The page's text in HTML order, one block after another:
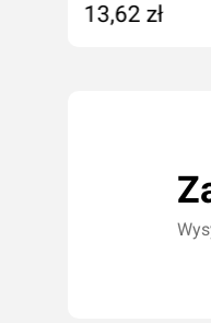
13,62 zł